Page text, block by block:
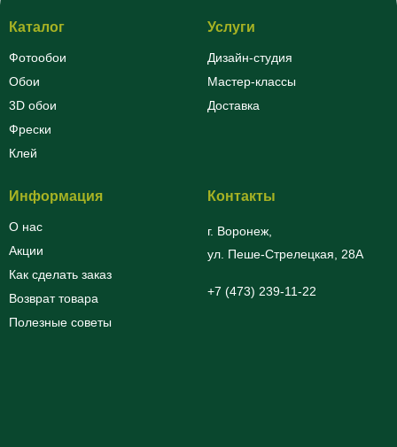
Каталог
Фотообои
Обои
3D обои
Фрески
Клей
Услуги
Дизайн-студия
Мастер-классы
Доставка
Информация
О нас
Акции
Как сделать заказ
Возврат товара
Полезные советы
Контакты
г. Воронеж,
ул. Пеше-Cтрелецкая, 28А
+7 (473) 239-11-22